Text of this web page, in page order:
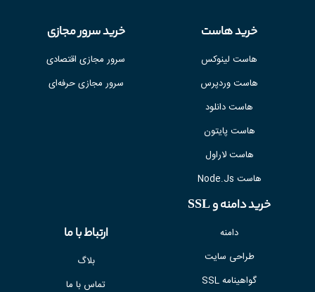
خرید هاست
هاست لینوکس
هاست وردپرس
هاست دانلود
هاست پایتون
هاست لاراول
هاست Node.Js
خرید سرور مجازی
سرور مجازی اقتصادی
سرور مجازی حرفه‌ای
خرید دامنه و SSL
دامنه
طراحی سایت
گواهینامه SSL
ارتباط با ما
بلاگ
تماس با ما